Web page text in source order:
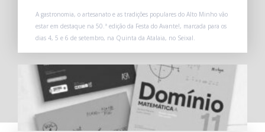
A gastronomia, o artesanato e as tradições populares do Alto Minho vão
estar em destaque na 50.ª edição da Festa do Avante!, marcada para os
dias 4, 5 e 6 de setembro, na Quinta da Atalaia, no Seixal.